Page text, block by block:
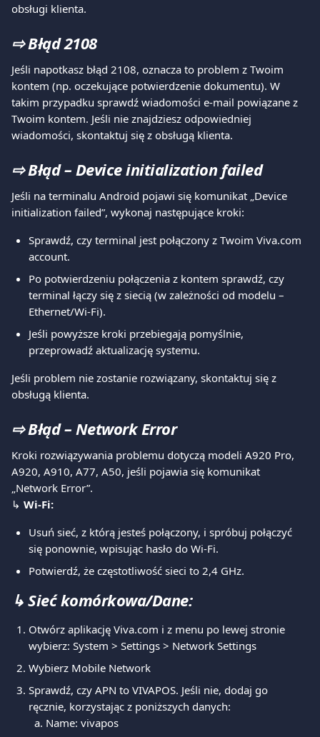
obsługi klienta.
⇨ Błąd 2108
Jeśli napotkasz błąd 2108, oznacza to problem z Twoim
kontem (np. oczekujące potwierdzenie dokumentu). W
takim przypadku sprawdź wiadomości e-mail powiązane z
Twoim kontem. Jeśli nie znajdziesz odpowiedniej
wiadomości, skontaktuj się z obsługą klienta.
⇨ Błąd – Device initialization failed
Jeśli na terminalu Android pojawi się komunikat „Device
initialization failed”, wykonaj następujące kroki:
Sprawdź, czy terminal jest połączony z Twoim Viva.com
account.
Po potwierdzeniu połączenia z kontem sprawdź, czy
terminal łączy się z siecią (w zależności od modelu –
Ethernet/Wi-Fi).
Jeśli powyższe kroki przebiegają pomyślnie,
przeprowadź aktualizację systemu.
Jeśli problem nie zostanie rozwiązany, skontaktuj się z
obsługą klienta.
⇨ Błąd – Network Error
Kroki rozwiązywania problemu dotyczą modeli A920 Pro,
A920, A910, A77, A50, jeśli pojawia się komunikat
„Network Error”.
↳ Wi-Fi:
Usuń sieć, z którą jesteś połączony, i spróbuj połączyć
się ponownie, wpisując hasło do Wi-Fi.
Potwierdź, że częstotliwość sieci to 2,4 GHz.
↳ Sieć komórkowa/Dane:
Otwórz aplikację Viva.com i z menu po lewej stronie
wybierz: System > Settings > Network Settings
Wybierz Mobile Network
Sprawdź, czy APN to VIVAPOS. Jeśli nie, dodaj go
ręcznie, korzystając z poniższych danych:
Name: vivapos